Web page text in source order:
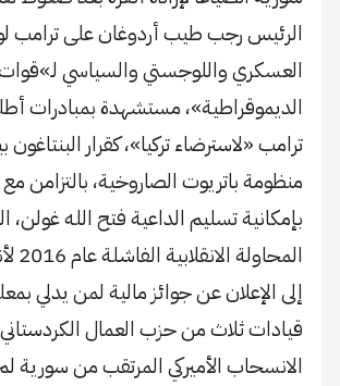
الرئيس رجب طيب أردوغان على ترامب
العسكري واللوجستي والسياسي
الديموقراطية»، مستشهدة بمبادرات
ترامب «لاسترضاء تركيا»، كقرار البنتاغون
منظومة باتريوت الصاروخية، بالتزامن
بإمكانية تسليم الداعية فتح الله غولن،
إلى الإعلان عن جوائز مالية لمن يدلي
قيادات ثلاث من حزب العمال
الانسحاب الأميركي المرتقب من